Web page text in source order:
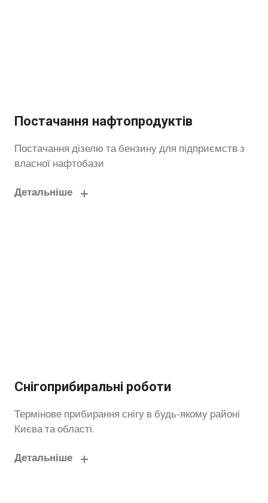
Постачання нафтопродуктів
Постачання дізелю та бензину для підприємств з
власної нафтобази
Детальніше
Снігоприбиральні роботи
Термінове прибирання снігу в будь-якому районі
Києва та області.
Детальніше